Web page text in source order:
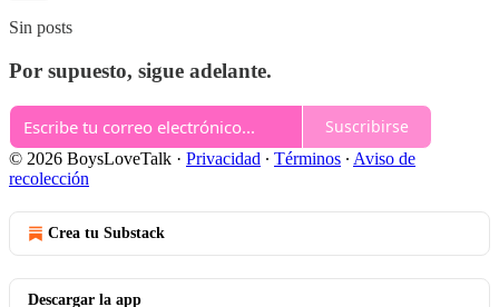
Sin posts
Por supuesto, sigue adelante.
Suscribirse
© 2026 BoysLoveTalk · Privacidad ∙ Términos ∙ Aviso de
recolección
Crea tu Substack
Descargar la app